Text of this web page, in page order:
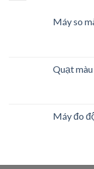
Máy so
Quạt màu
Máy đo